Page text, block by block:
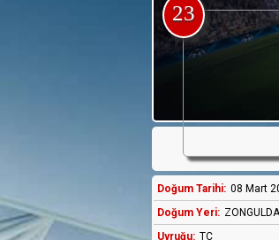
23
Doğum Tarihi: 08 Mart
Doğum Yeri:
Uyruğu: TC